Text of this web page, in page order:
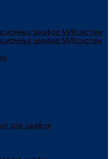
шкафов МИКсистем
шкафов МИКсистем
для шкафов